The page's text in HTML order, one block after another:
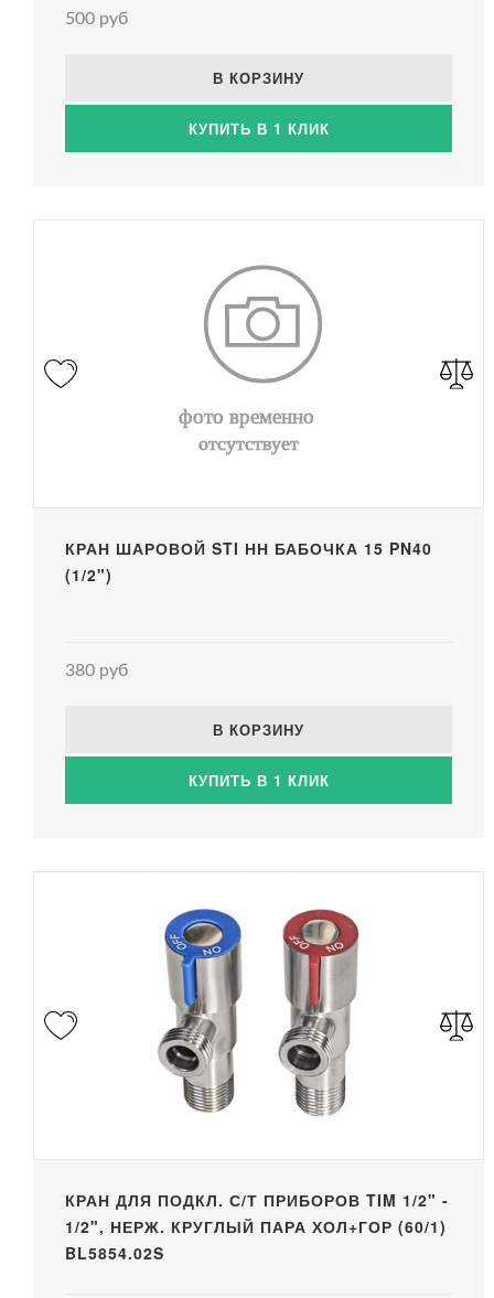
500 руб
В КОРЗИНУ
КУПИТЬ В 1 КЛИК
КРАН ШАРОВОЙ STI НН БАБОЧКА 15 PN40
(1/2")
380 руб
В КОРЗИНУ
КУПИТЬ В 1 КЛИК
КРАН ДЛЯ ПОДКЛ. С/Т ПРИБОРОВ TIM 1/2" -
1/2", НЕРЖ. КРУГЛЫЙ ПАРА ХОЛ+ГОР (60/1)
BL5854.02S